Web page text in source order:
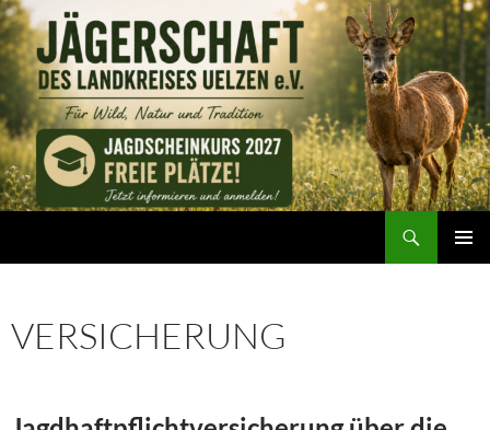
Zum
Inhalt
springen
VERSICHERUNG